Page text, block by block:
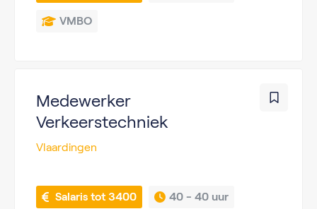
VMBO
Medewerker
Verkeerstechniek
Vlaardingen
Salaris tot 3400 40 - 40 uur